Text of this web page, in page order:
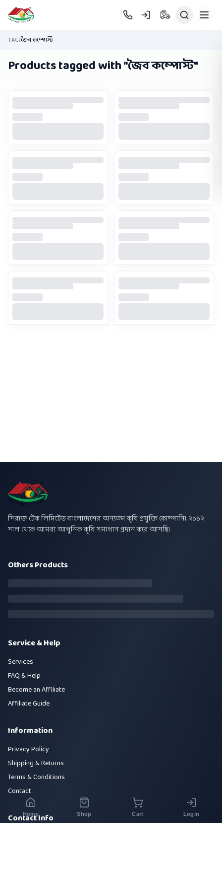
Skip to main content
TAG/জৈব কম্পোস্ট
Products tagged with "জৈব কম্পোস্ট"
সিরাজ টেক লিমিটেড বাংলাদেশের অন্যতম কৃষি প্রযুক্তি কোম্পানি। ২০১২
সাল থেকে আমরা আধুনিক কৃষি সমাধান প্রদান করে আসছি।
Others Products
Service & Help
Services
FAQ & Help
Become an Affiliate
Affiliate Guide
Information
Privacy Policy
Shipping & Returns
Terms & Conditions
Contact
Contact Info
Home Shop Cart Login